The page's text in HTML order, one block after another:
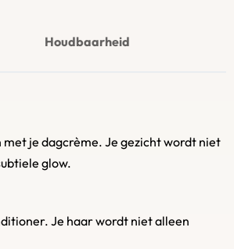
maar ook bloeit. Met veel liefde en
voeg het toe aan je bad voor een luxe
je creatief bent, maak dan je eigen
Houdbaarheid
je dagcrème. Je gezicht wordt niet
glow.
Je haar wordt niet alleen